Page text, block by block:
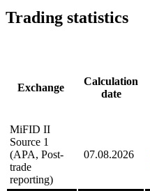
Trading statistics
Exchange
Calculation
date
MiFID II
Source 1
(APA, Post-
trade
reporting)
07.08.2026